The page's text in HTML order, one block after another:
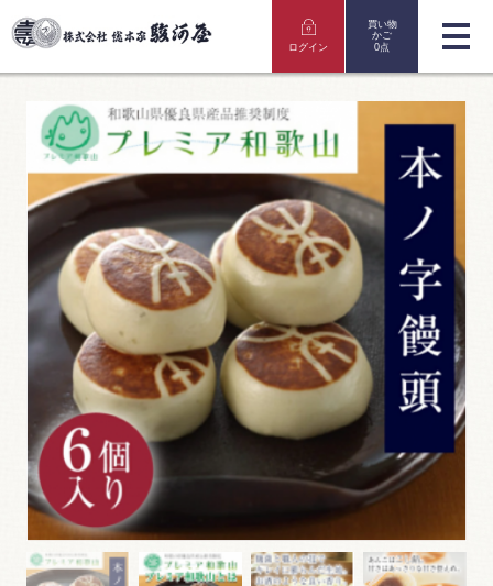
ログイン
買い物
かご
0点